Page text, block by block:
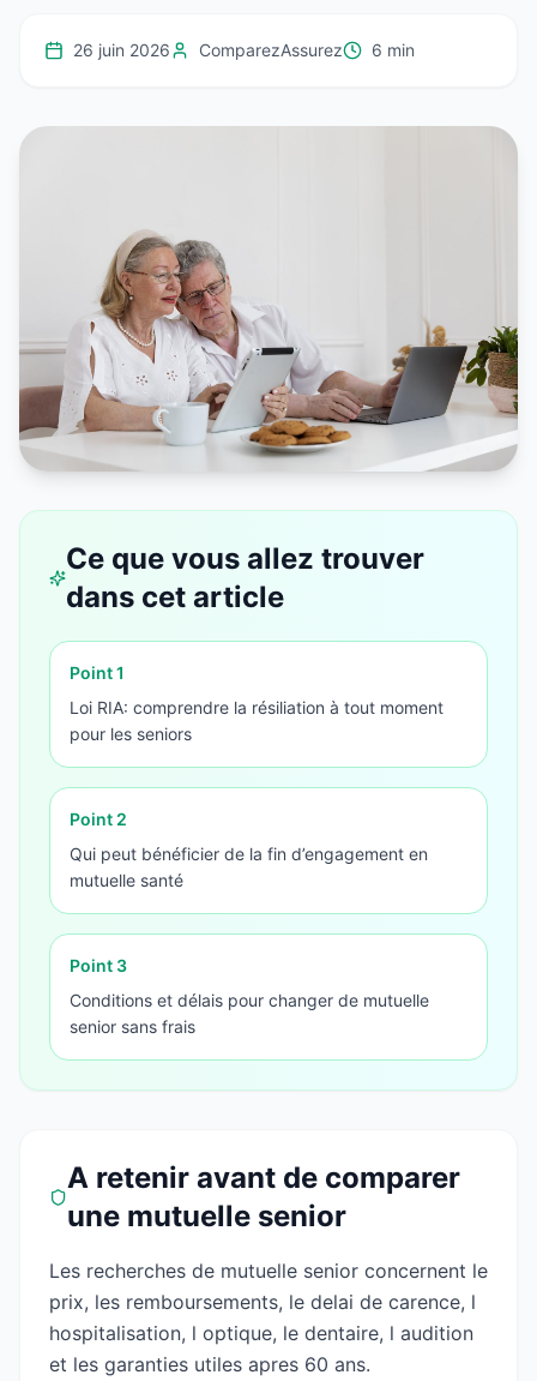
26 juin 2026 ComparezAssurez 6 min
Ce que vous allez trouver
dans cet article
Point1
Loi RIA: comprendre la résiliation à tout moment
pour les seniors
Point 2
Qui peut bénéficier de la fin d’engagement en
mutuelle santé
Point 3
Conditions et délais pour changer de mutuelle
senior sans frais
A retenir avant de comparer
une mutuelle senior
Les recherches de mutuelle senior concernent le
prix, les remboursements, le delai de carence, l
hospitalisation, l optique, le dentaire, l audition
et les garanties utiles apres 60 ans.